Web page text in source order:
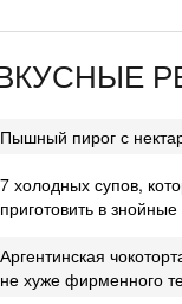
Пышный пирог с
7 холодных супов,
приготовить в
Аргентинская
не хуже фирменного